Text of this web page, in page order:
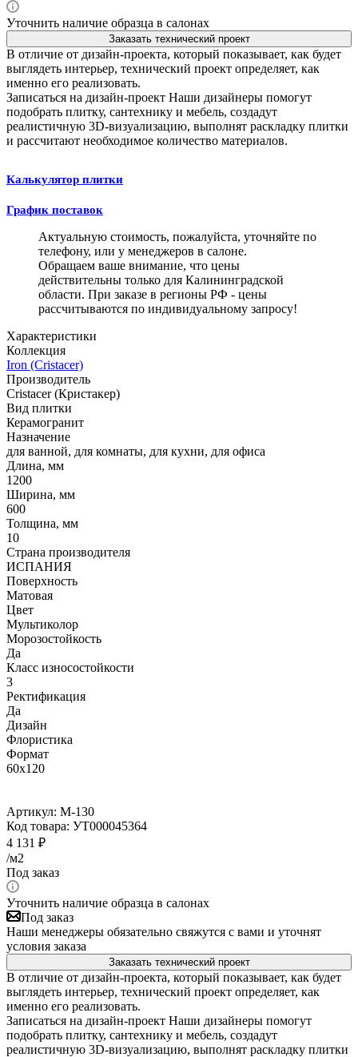
Уточнить наличие образца в салонах
Заказать технический проект
В отличие от дизайн-проекта, который показывает, как будет
выглядеть интерьер, технический проект определяет, как
именно его реализовать.
Записаться на дизайн-проект Наши дизайнеры помогут
подобрать плитку, сантехнику и мебель, создадут
реалистичную 3D-визуализацию, выполнят раскладку плитки
и рассчитают необходимое количество материалов.
Калькулятор плитки
График поставок
Актуальную стоимость, пожалуйста, уточняйте по
телефону, или у менеджеров в салоне.
Обращаем ваше внимание, что цены
действительны только для Калининградской
области. При заказе в регионы РФ - цены
рассчитываются по индивидуальному запросу!
Характеристики
Коллекция
Iron (Cristacer)
Производитель
Cristacer (Кристакер)
Вид плитки
Керамогранит
Назначение
для ванной, для комнаты, для кухни, для офиса
Длина, мм
1200
Ширина, мм
600
Толщина, мм
10
Страна производителя
ИСПАНИЯ
Поверхность
Матовая
Цвет
Мультиколор
Морозостойкость
Да
Класс износостойкости
3
Ректификация
Да
Дизайн
Флористика
Формат
60x120
Артикул: M-130
Код товара: УТ000045364
4 131 ₽
/м2
Под заказ
Уточнить наличие образца в салонах
Под заказ
Наши менеджеры обязательно свяжутся с вами и уточнят
условия заказа
Заказать технический проект
В отличие от дизайн-проекта, который показывает, как будет
выглядеть интерьер, технический проект определяет, как
именно его реализовать.
Записаться на дизайн-проект Наши дизайнеры помогут
подобрать плитку, сантехнику и мебель, создадут
реалистичную 3D-визуализацию, выполнят раскладку плитки